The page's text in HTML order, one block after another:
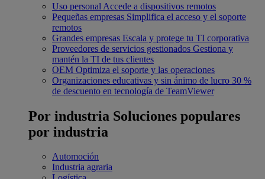
Uso personal Accede a dispositivos remotos
Pequeñas empresas Simplifica el acceso y el soporte
remotos
Grandes empresas Escala y protege tu TI corporativa
Proveedores de servicios gestionados Gestiona y
mantén la TI de tus clientes
OEM Optimiza el soporte y las operaciones
Organizaciones educativas y sin ánimo de lucro 30 %
de descuento en tecnología de TeamViewer
Por industria Soluciones populares
por industria
Automoción
Industria agraria